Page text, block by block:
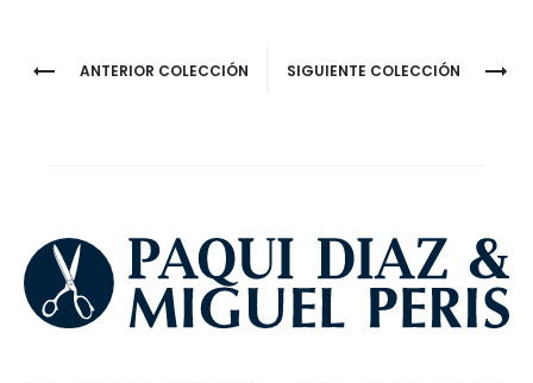
Project
ANTERIOR COLECCIÓN SIGUIENTE COLECCIÓN